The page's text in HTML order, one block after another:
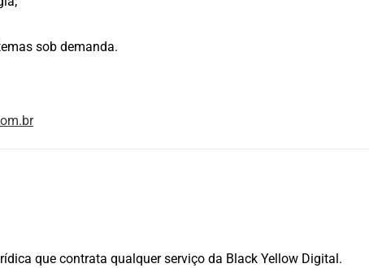
sob demanda.
que contrata qualquer serviço da Black Yellow Digital.